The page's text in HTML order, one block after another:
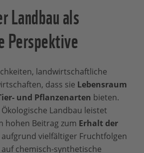
Landbau als
Perspektive
landwirtschaftliche
dass sie Lebensraum
und Pflanzenarten bieten.
Landbau leistet
hohen Beitrag zum Erhalt der
aufgrund vielfältiger Fruchtfolgen
chemisch-synthetische